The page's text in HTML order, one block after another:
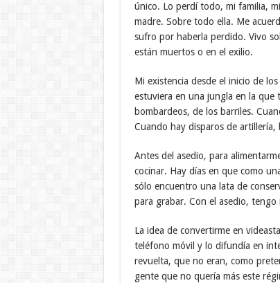
único. Lo perdí todo, mi familia,
madre. Sobre todo ella. Me
sufro por haberla perdido. Vivo
están muertos o en el exilio.
Mi existencia desde el inicio de
estuviera en una jungla en la
bombardeos, de los barriles.
Cuando hay disparos de
Antes del asedio, para
cocinar. Hay días en que como
sólo encuentro una lata de
para grabar. Con el asedio,
La idea de convertirme en
teléfono móvil y lo difundía en
revuelta, que no eran, como
gente que no quería más este